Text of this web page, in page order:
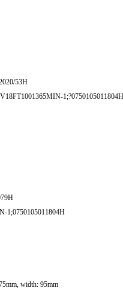
53H
1;?0750105011804H
1;0750105011804H
width: 95mm